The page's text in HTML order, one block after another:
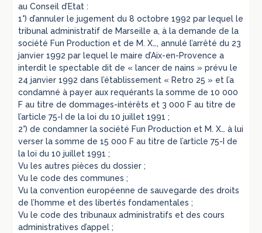
au Conseil d’Etat :
1°) d’annuler le jugement du 8 octobre 1992 par lequel le
tribunal administratif de Marseille a, à la demande de la
société Fun Production et de M. X…, annulé l’arrêté du 23
janvier 1992 par lequel le maire d’Aix-en-Provence a
interdit le spectable dit de « lancer de nains » prévu le
24 janvier 1992 dans l’établissement « Retro 25 » et l’a
condamné à payer aux requérants la somme de 10 000
F au titre de dommages-intérêts et 3 000 F au titre de
l’article 75-I de la loi du 10 juillet 1991 ;
2°) de condamner la société Fun Production et M. X… à lui
verser la somme de 15 000 F au titre de l’article 75-I de
la loi du 10 juillet 1991 ;
Vu les autres pièces du dossier ;
Vu le code des communes ;
Vu la convention européenne de sauvegarde des droits
de l’homme et des libertés fondamentales ;
Vu le code des tribunaux administratifs et des cours
administratives d’appel ;